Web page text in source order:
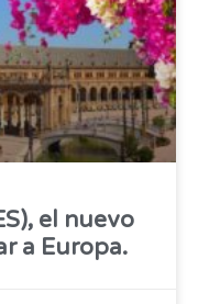
el nuevo
a Europa.